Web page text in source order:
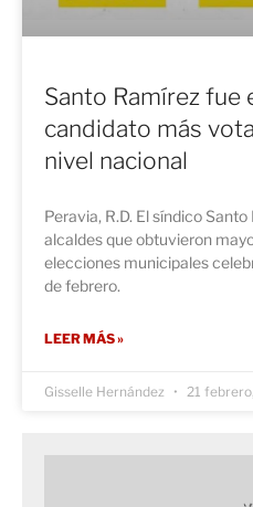
Santo Ramírez fue
candidato más
nivel nacional
Peravia, R.D. El síndico
alcaldes que obtuvieron
elecciones municipales
de febrero.
LEER MÁS »
Gisselle Hernández 21